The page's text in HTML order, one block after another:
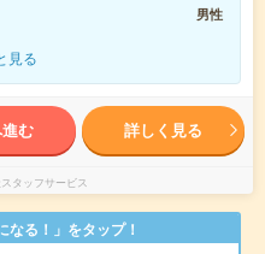
男性
見る
む 詳しく見る
タッフサービス
る！」をタップ！